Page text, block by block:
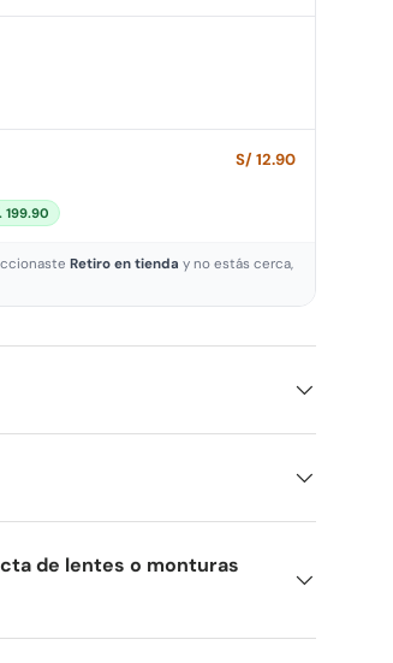
199.90
S/ 12.90
Retiro en tienda y no estás cerca,
de lentes o monturas